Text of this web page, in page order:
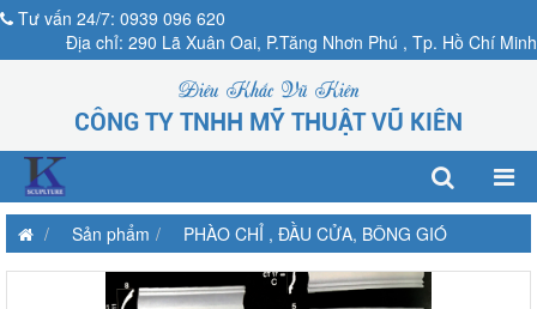
Tư vấn 24/7: 0939 096 620
Địa chỉ: 290 Lã Xuân Oai, P.Tăng Nhơn Phú , Tp. Hồ Chí Minh
Điêu Khắc Vũ Kiên
CÔNG TY TNHH MỸ THUẬT VŨ KIÊN
Sản phẩm PHÀO CHỈ , ĐẦU CỬA, BÔNG GIÓ